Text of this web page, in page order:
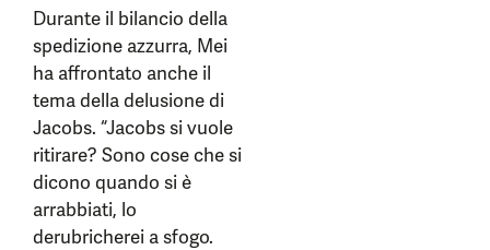
Durante il bilancio della
spedizione azzurra, Mei
ha affrontato anche il
tema della delusione di
Jacobs. “Jacobs si vuole
ritirare? Sono cose che si
dicono quando si è
arrabbiati, lo
derubricherei a sfogo.